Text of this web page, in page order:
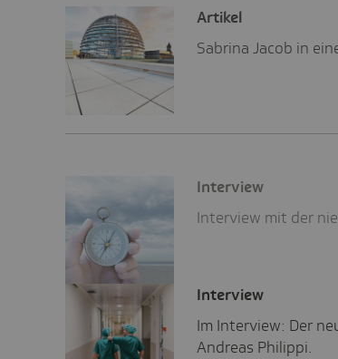
Interview mit der
Inter­view
Im Interview: Der
Andreas Philippi.